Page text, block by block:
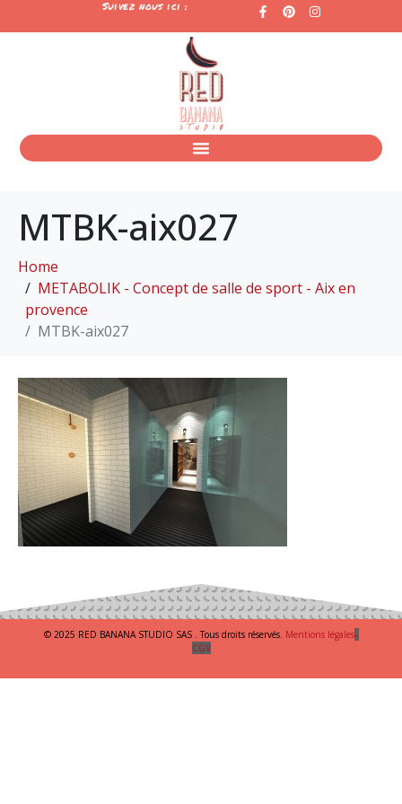
Suivez nous ici :
MTBK-aix027
Home
METABOLIK - Concept de salle de sport - Aix en
provence
MTBK-aix027
© 2025 RED BANANA STUDIO SAS . Tous droits réservés. Mentions légales–
CGV